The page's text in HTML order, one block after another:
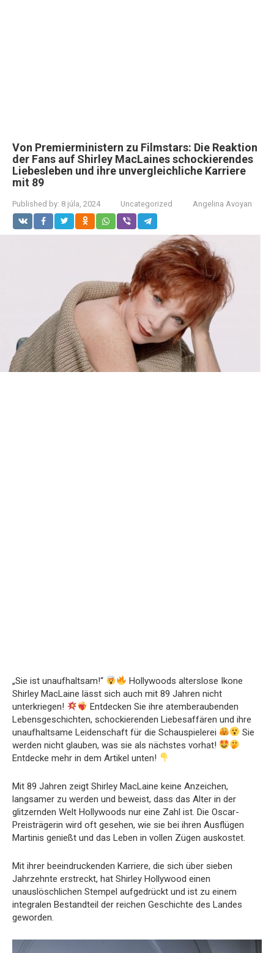
Von Premierministern zu Filmstars: Die Reaktion
der Fans auf Shirley MacLaines schockierendes
Liebesleben und ihre unvergleichliche Karriere
mit 89
Published by: 8 júla, 2024 Uncategorized Angelina Avoyan
„Sie ist unaufhaltsam!“
Hollywoods alterslose Ikone
Shirley MacLaine lässt sich auch mit 89 Jahren nicht
unterkriegen!
Entdecken Sie ihre atemberaubenden
Lebensgeschichten, schockierenden Liebesaffären und ihre
unaufhaltsame Leidenschaft für die Schauspielerei
Sie
werden nicht glauben, was sie als nächstes vorhat!
Entdecke mehr in dem Artikel unten!
Mit 89 Jahren zeigt Shirley MacLaine keine Anzeichen,
langsamer zu werden und beweist, dass das Alter in der
glitzernden Welt Hollywoods nur eine Zahl ist. Die Oscar-
Preisträgerin wird oft gesehen, wie sie bei ihren Ausflügen
Martinis genießt und das Leben in vollen Zügen auskostet.
Mit ihrer beeindruckenden Karriere, die sich über sieben
Jahrzehnte erstreckt, hat Shirley Hollywood einen
unauslöschlichen Stempel aufgedrückt und ist zu einem
integralen Bestandteil der reichen Geschichte des Landes
geworden.